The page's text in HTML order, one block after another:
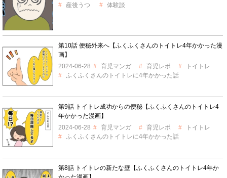
産後うつ
体験談
第10話 便秘外来へ【ふくふくさんのトイトレ4年かかった漫
画】
2024-06-28
育児マンガ 育児レポ
トイトレ
ふくふくさんのトイトレに4年かかった話
第9話 トイトレ成功からの便秘【ふくふくさんのトイトレ4
年かかった漫画】
2024-06-28
育児マンガ 育児レポ
トイトレ
ふくふくさんのトイトレに4年かかった話
第8話 トイトレの新たな壁【ふくふくさんのトイトレ4年か